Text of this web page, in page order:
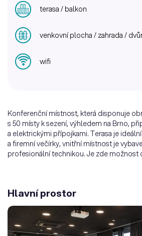
terasa / balkon
venkovní plocha / zahrada /
wifi
Konferenční místnost, která disponuje
s 50 místy k sezení, výhledem na Brno,
a elektrickými přípojkami. Terasa je
a firemní večírky, vnitřní místnost je
profesionální technikou. Je zde možnost
Hlavní prostor